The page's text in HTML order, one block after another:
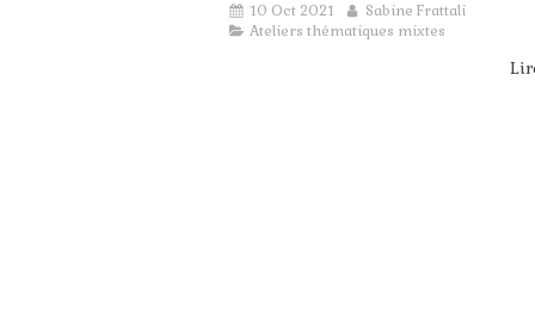
10 Oct 2021
Sabine Frattali
Ateliers thématiques mixtes